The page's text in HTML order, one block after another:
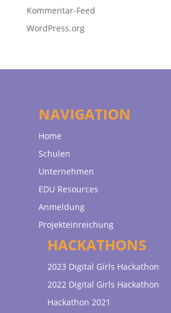
Kommentar-Feed
WordPress.org
NAVIGATION
Home
Schulen
Unternehmen
EDU Resources
Anmeldung
Projekteinreichung
HACKATHONS
2023 Digital Girls Hackathon
2022 Digital Girls Hackathon
Hackathon 2021